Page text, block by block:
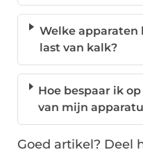
Welke apparaten
last van kalk?
Hoe bespaar ik
van mijn
Goed artikel? Deel